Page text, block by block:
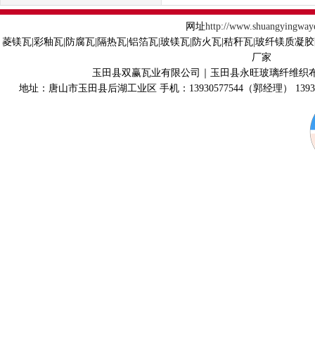
网址http://
菱镁瓦|彩釉瓦|防腐瓦|隔热瓦|铝箔瓦|玻镁瓦|防火瓦|秸秆瓦|玻纤镁质凝
厂家
玉田县双赢瓦业有限公司｜玉田县永旺玻璃纤维织
地址：唐山市玉田县后湖工业区 手机：13930577544（郭经理）